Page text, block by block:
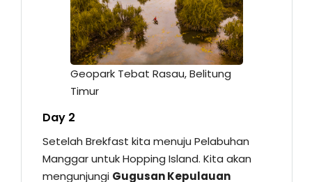
Geopark Tebat Rasau, Belitung
Timur
Day 2
Setelah Brekfast kita menuju Pelabuhan
Manggar untuk Hopping Island. Kita akan
mengunjungi Gugusan Kepulauan